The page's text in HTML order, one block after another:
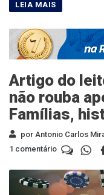
Artigo do
não rouba
Famílias,
por Antonio Carlos
1 comentário